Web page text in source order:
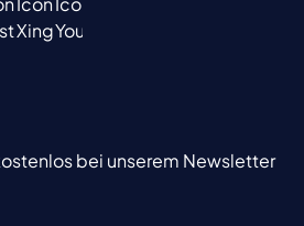
bei unserem Newsletter